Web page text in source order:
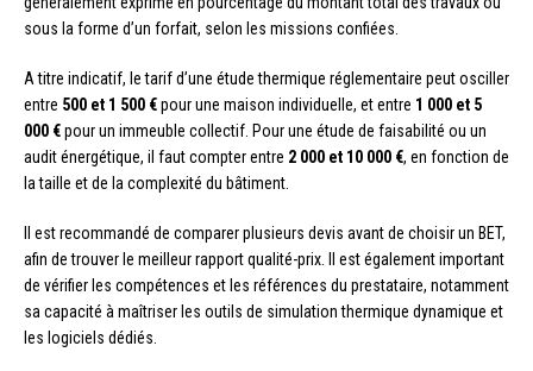
sous la forme d’un forfait, selon les missions confiées.
A titre indicatif, le tarif d’une étude thermique réglementaire peut osciller
entre 500 et 1 500 €pour une maison individuelle, et entre 1 000 et 5
000 €pour un immeuble collectif. Pour une étude de faisabilité ou un
audit énergétique, il faut compter entre 2 000 et 10 000 €, en fonction de
la taille et de la complexité du bâtiment.
Il est recommandé de comparer plusieurs devis avant de choisir un BET,
afin de trouver le meilleur rapport qualité-prix. Il est également important
de vérifier les compétences et les références du prestataire, notamment
sa capacité à maîtriser les outils de simulation thermique dynamique et
les logiciels dédiés.